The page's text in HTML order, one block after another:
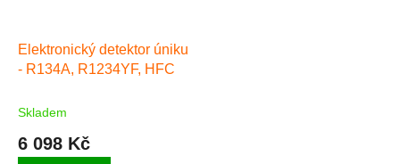
Elektronický detektor úniku
- R134A, R1234YF, HFC
Skladem
6 098 Kč